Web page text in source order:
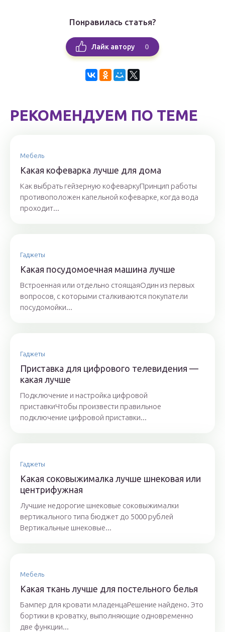
Понравилась статья?
Лайк автору 0
РЕКОМЕНДУЕМ ПО ТЕМЕ
Мебель
Какая кофеварка лучше для дома
Как выбрать гейзерную кофеваркуПринцип работы
противоположен капельной кофеварке, когда вода
проходит...
Гаджеты
Какая посудомоечная машина лучше
Встроенная или отдельно стоящаяОдин из первых
вопросов, с которыми сталкиваются покупатели
посудомойки...
Гаджеты
Приставка для цифрового телевидения —
какая лучше
Подключение и настройка цифровой
приставкиЧтобы произвести правильное
подключение цифровой приставки...
Гаджеты
Какая соковыжималка лучше шнековая или
центрифужная
Лучшие недорогие шнековые соковыжималки
вертикального типа бюджет до 5000 рублей
Вертикальные шнековые...
Мебель
Какая ткань лучше для постельного белья
Бампер для кровати младенцаРешение найдено. Это
бортики в кроватку, выполняющие одновременно
две функции...